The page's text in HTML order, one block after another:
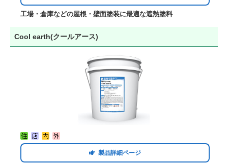
工場・倉庫などの屋根・壁面塗装に最適な遮熱塗料
Cool earth(クールアース)
製品詳細ページ